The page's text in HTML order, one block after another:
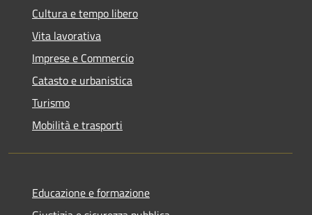
Cultura e tempo libero
Vita lavorativa
Imprese e Commercio
Catasto e urbanistica
Turismo
Mobilità e trasporti
Educazione e formazione